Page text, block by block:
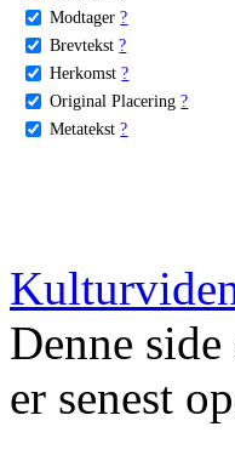
Modtager ?
Brevtekst ?
Herkomst ?
Original Placering ?
Metatekst ?
Denne
er senest